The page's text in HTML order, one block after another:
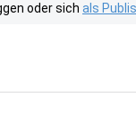
oder sich als